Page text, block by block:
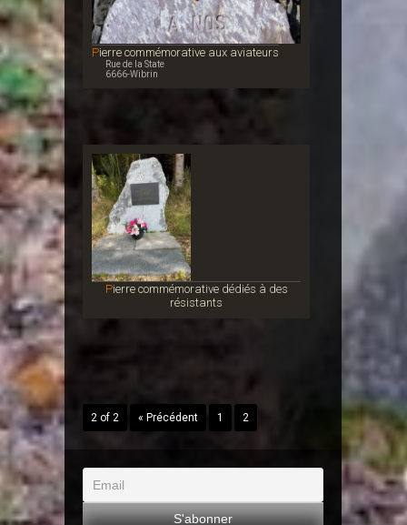
Pierre commémorative aux aviateurs
Rue de la State
6666-Wibrin
Pierre commémorative dédiés à des
résistants
2 of 2 « Précédent 1 2